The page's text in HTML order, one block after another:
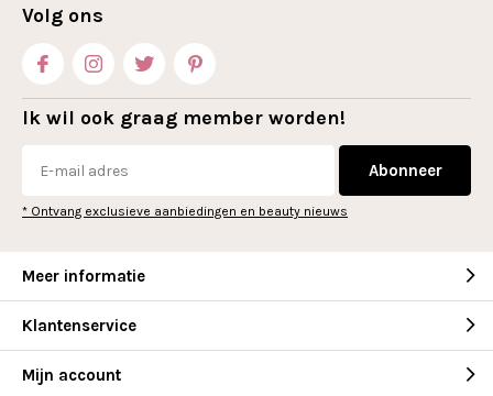
Volg ons
Ik wil ook graag member worden!
Abonneer
* Ontvang exclusieve aanbiedingen en beauty nieuws
Meer informatie
Klantenservice
Mijn account